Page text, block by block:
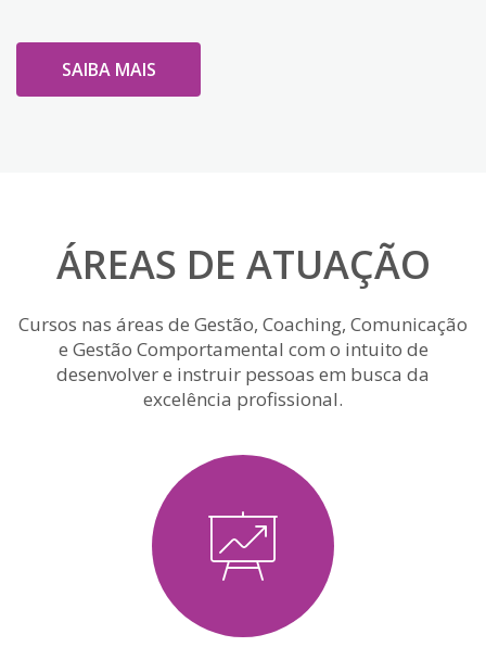
SAIBA MAIS
ÁREAS DE ATUAÇÃO
Cursos nas áreas de Gestão, Coaching, Comunicação
e Gestão Comportamental com o intuito de
desenvolver e instruir pessoas em busca da
excelência profissional.